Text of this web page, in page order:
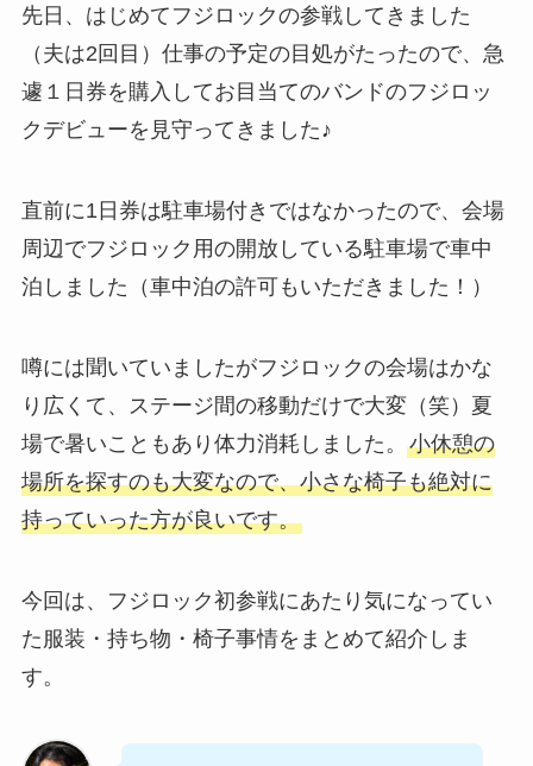
先日、はじめてフジロックの参戦してきました
（夫は2回目）仕事の予定の目処がたったので、急
遽１日券を購入してお目当てのバンドのフジロッ
クデビューを見守ってきました♪
直前に1日券は駐車場付きではなかったので、会場
周辺でフジロック用の開放している駐車場で車中
泊しました（車中泊の許可もいただきました！）
噂には聞いていましたがフジロックの会場はかな
り広くて、ステージ間の移動だけで大変（笑）夏
場で暑いこともあり体力消耗しました。 小休憩の
場所を探すのも大変なので、小さな椅子も絶対に
持っていった方が良いです。
今回は、フジロック初参戦にあたり気になってい
た服装・持ち物・椅子事情をまとめて紹介しま
す。